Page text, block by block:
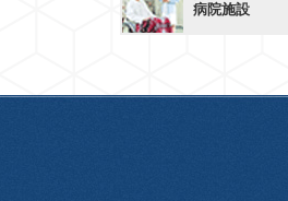
病院施設